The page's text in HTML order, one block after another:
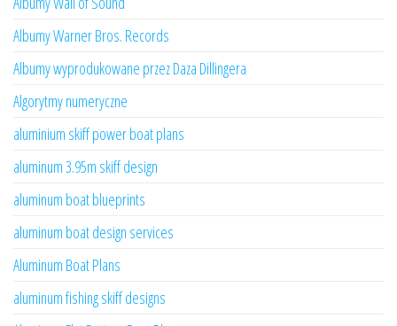
Albumy Warner Bros. Records
Albumy wyprodukowane przez Daza Dillingera
Algorytmy numeryczne
aluminium skiff power boat plans
aluminum 3.95m skiff design
aluminum boat blueprints
aluminum boat design services
Aluminum Boat Plans
aluminum fishing skiff designs